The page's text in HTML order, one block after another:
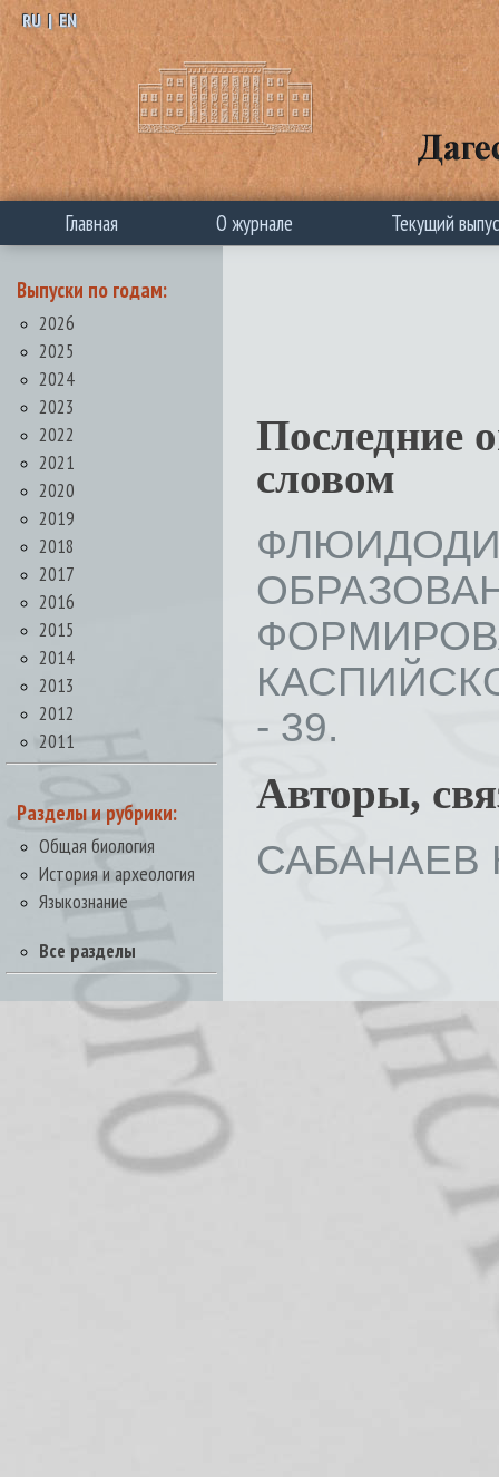
RU | EN
Главная О журнале Текущий
Выпуски по годам:
2026
2025
2024
2023
2022
2021
2020
2019
2018
2017
2016
2015
2014
2013
2012
2011
Разделы и рубрики:
Общая биология
История и археология
Языкознание
Все разделы
Последние
словом
- 39.
Авторы,
САБАНАЕВ